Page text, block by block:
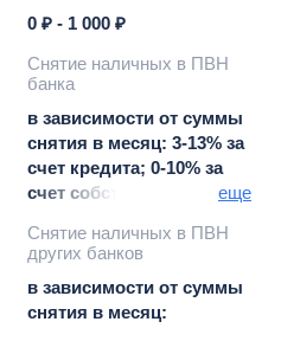
0 ₽ - 1 000 ₽
Снятие наличных в ПВН
банка
в зависимости от суммы
снятия в месяц: 3-13% за
счет кредита; 0-10% за
счет собственных
еще
Снятие наличных в ПВН
других банков
в зависимости от суммы
снятия в месяц: